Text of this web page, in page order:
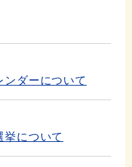
ダーについて
について